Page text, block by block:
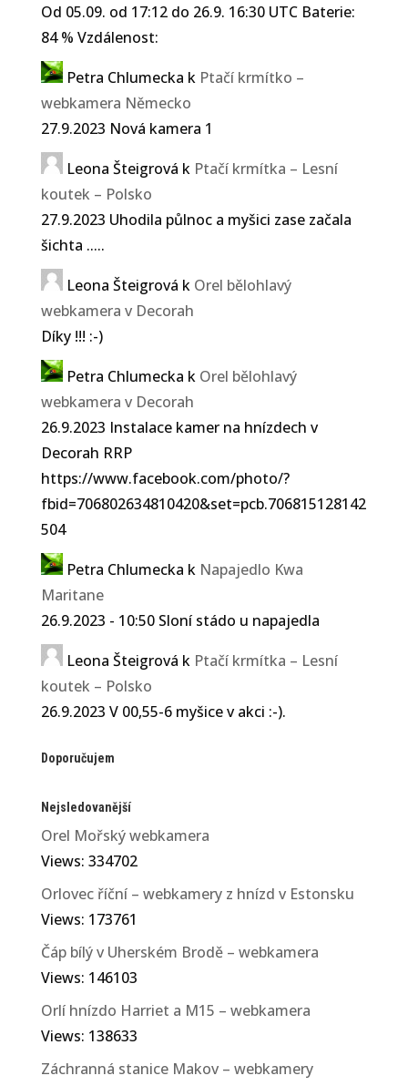
Od 05.09. od 17:12 do 26.9. 16:30 UTC Baterie:
84 % Vzdálenost:
Petra Chlumecka k Ptačí krmítko –
webkamera Německo
27.9.2023 Nová kamera 1
Leona Šteigrová k Ptačí krmítka – Lesní
koutek – Polsko
27.9.2023 Uhodila půlnoc a myšici zase začala
šichta .....
Leona Šteigrová k Orel bělohlavý
webkamera v Decorah
Díky !!! :-)
Petra Chlumecka k Orel bělohlavý
webkamera v Decorah
26.9.2023 Instalace kamer na hnízdech v
Decorah RRP
https://www.facebook.com/photo/?
fbid=706802634810420&set=pcb.706815128142
504
Petra Chlumecka k Napajedlo Kwa
Maritane
26.9.2023 - 10:50 Sloní stádo u napajedla
Leona Šteigrová k Ptačí krmítka – Lesní
koutek – Polsko
26.9.2023 V 00,55-6 myšice v akci :-).
Doporučujem
Nejsledovanější
Orel Mořský webkamera
Views: 334702
Orlovec říční – webkamery z hnízd v Estonsku
Views: 173761
Čáp bílý v Uherském Brodě – webkamera
Views: 146103
Orlí hnízdo Harriet a M15 – webkamera
Views: 138633
Záchranná stanice Makov – webkamery